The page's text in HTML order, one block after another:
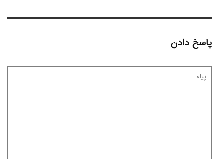
پاسخ دادن